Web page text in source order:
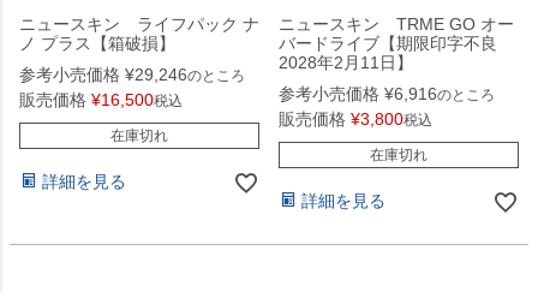
ニュースキン ライフパック ナ
ノ プラス【箱破損】
参考小売価格 ¥29,246のところ
販売価格 ¥16,500税込
在庫切れ
詳細を見る
ニュースキン TRME GO オー
バードライブ【期限印字不良
2028年2月11日】
参考小売価格 ¥6,916のところ
販売価格 ¥3,800税込
在庫切れ
詳細を見る